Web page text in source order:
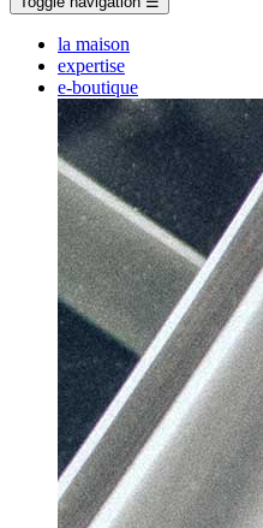
la maison
expertise
e-boutique